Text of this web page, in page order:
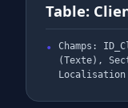
Table:
Champs:
(Texte),